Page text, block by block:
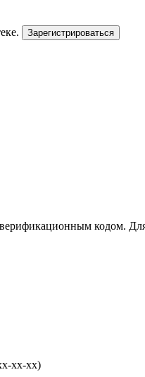
Зарегистрироваться
кодом.
хх-хх)